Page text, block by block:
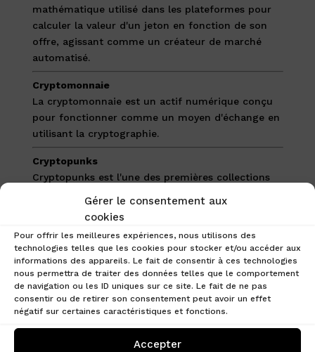
Gérer le consentement aux
cookies
Pour offrir les meilleures expériences, nous utilisons des
technologies telles que les cookies pour stocker et/ou accéder aux
informations des appareils. Le fait de consentir à ces technologies
nous permettra de traiter des données telles que le comportement
de navigation ou les ID uniques sur ce site. Le fait de ne pas
consentir ou de retirer son consentement peut avoir un effet
négatif sur certaines caractéristiques et fonctions.
Accepter
mathématique utilisé dans les plateformes pour
calculer la valeur d'un jeton en fonction de son
offre, agissant comme un créateur de marché
automatisé.
Cryptomonnaie
La cryptomonnaie est un actif numérique conçu
pour fonctionner comme un moyen d'échange en
utilisant la cryptographie.
Cryptopunks
Cryptopunks est l'une des premières collections
Curve Finance (CRV)
Curve Finance (CRV) est une plateforme
d'échange de cryptomonnaies et un pool de
liquidité sur Ethereum.
Curve Wars
Curve Wars désigne la compétition entre les